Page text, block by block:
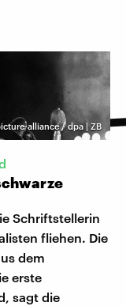
alliance / dpa | ZB
Schriftstellerin
fliehen. Die
dem
erste
sagt die